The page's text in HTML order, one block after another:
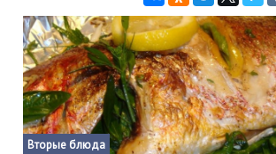
Вторые блюда